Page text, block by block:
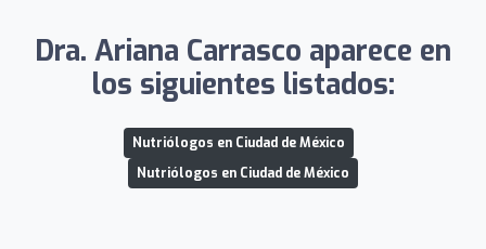
Dra. Ariana Carrasco aparece en
los siguientes listados:
Nutriólogos en Ciudad de México
Nutriólogos en Ciudad de México